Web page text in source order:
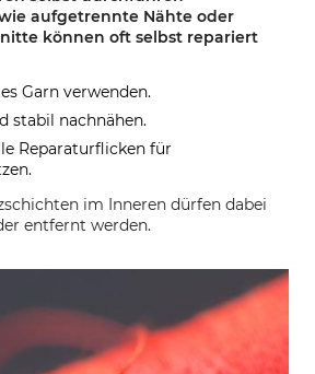
aufgetrennte Nähte oder
können oft selbst repariert
Garn verwenden.
stabil nachnähen.
Reparaturflicken für
im Inneren dürfen dabei
entfernt werden.